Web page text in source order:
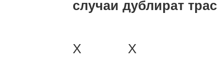
случаи дублират
Х Х